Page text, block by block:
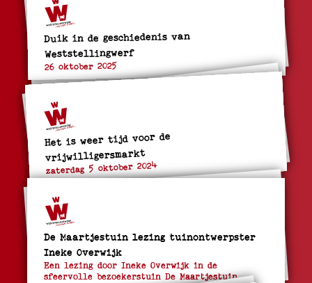
Duik in de geschiedenis van
Weststellingwerf
26 oktober 2025
Het is weer tijd voor de
vrijwilligersmarkt
zaterdag 5 oktober 2024
De Maartjestuin lezing tuinontwerpster
Ineke Overwijk
Een lezing door Ineke Overwijk in de
sfeervolle bezoekerstuin De Maartjestuin